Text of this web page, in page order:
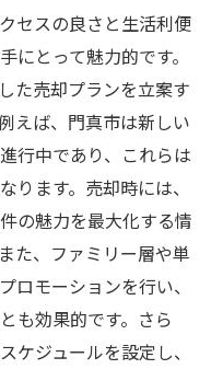
セスの良さと生活利便
にとって魅力的です。
た売却プランを立案す
えば、門真市は新しい
行中であり、これらは
ります。売却時には、
の魅力を最大化する情
た、ファミリー層や単
ロモーションを行い、
も効果的です。さら
ケジュールを設定し、